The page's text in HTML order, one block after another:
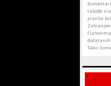
takođe
pravila
Takvi